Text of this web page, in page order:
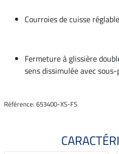
Courroies de cuisse
Fermeture à glissière
sens dissimulée avec
Référence: 653400-XS-FS